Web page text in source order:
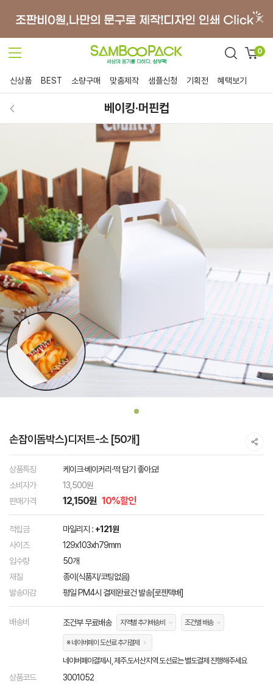
0
신상품 BEST 소량구매 맞춤제작 샘플신청 기획전 혜택보기
베이킹·머핀컵
손잡이돔박스)디저트-소 [50개]
상품특징
케이크·베이커리·떡 담기 좋아요!
소비자가
13,500원
판매가격
12,150원 10%할인
적립금 마일리지 : +121원
사이즈
129x103xh79mm
입수량
50개
재질
종이(식품지/코팅없음)
발송마감
평일 PM4시 결제완료건 발송[로젠택배]
배송비 조건부 무료배송 지역별 추가배송비 조건별 배송
※ 네이버페이 도선료 추가결제
네이버페이결제시, 제주.도서산지역 도선료는 별도결제 진행해주세요
상품코드 3001052